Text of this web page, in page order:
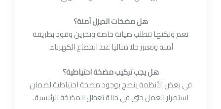
هل مضخات الديزل آمنة؟
نعم ولكنها تتطلب صيانة خاصة وتخزين وقود بطريقة
آمنة وتعتبر حلا مثاليا عند انقطاع الكهرباء.
هل يجب تركيب مضخة احتياطية؟
في بعض الأنظمة ينصح بوجود مضخة احتياطية لضمان
استمرار العمل حتى في حالة تعطل المضخة الرئيسية.